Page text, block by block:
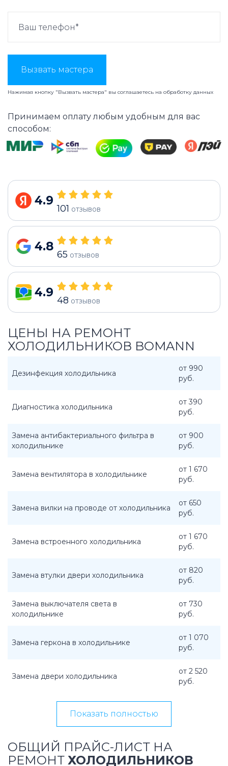
Вызвать мастера
Нажимая кнопку "Вызвать мастера" вы соглашаетесь на обработку данных
Принимаем оплату любым удобным для вас
способом:
4.9
101 отзывов
4.8
65 отзывов
4.9
48 отзывов
ЦЕНЫ НА РЕМОНТ
ХОЛОДИЛЬНИКОВ BOMANN
Дезинфекция холодильника
от 990
руб.
Диагностика холодильника
от 390
руб.
Замена антибактериального фильтра в
холодильнике
от 900
руб.
Замена вентилятора в холодильнике
от 1 670
руб.
Замена вилки на проводе от холодильника
от 650
руб.
Замена встроенного холодильника
от 1 670
руб.
Замена втулки двери холодильника
от 820
руб.
Замена выключателя света в
холодильнике
от 730
руб.
Замена геркона в холодильнике
от 1 070
руб.
Замена двери холодильника
от 2 520
руб.
Показать полностью
ОБЩИЙ ПРАЙС-ЛИСТ НА
РЕМОНТ ХОЛОДИЛЬНИКОВ